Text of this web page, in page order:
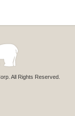
All Rights Reserved.